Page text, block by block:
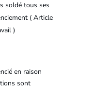
soldé tous ses
( Article
)
en raison
sont